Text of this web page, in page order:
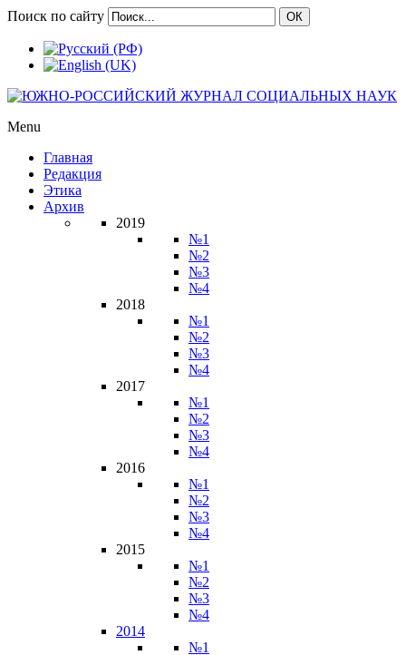
Поиск по сайту ОК
Menu
Главная
Редакция
Этика
Архив
2019
№1
№2
№3
№4
2018
№1
№2
№3
№4
2017
№1
№2
№3
№4
2016
№1
№2
№3
№4
2015
№1
№2
№3
№4
2014
№1